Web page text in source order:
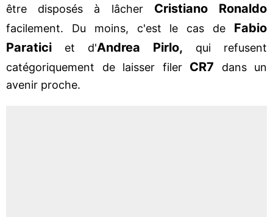
être disposés à lâcher Cristiano Ronaldo
facilement. Du moins, c'est le cas de Fabio
Paratici et d'Andrea Pirlo,
qui refusent
catégoriquement de laisser filer CR7 dans un
avenir proche.